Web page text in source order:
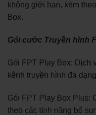
không giới hạn, kèm
Box.
Gói cước Truyền hình
Gói FPT Play Box: Dịch
kênh truyền hình đa
Gói FPT Play Box Plus:
theo các tính năng bổ